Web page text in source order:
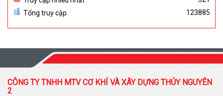
Tổng truy cập
123885
CÔNG TY TNHH MTV CƠ KHÍ VÀ XÂY DỰNG THỦY NGUYÊN
2